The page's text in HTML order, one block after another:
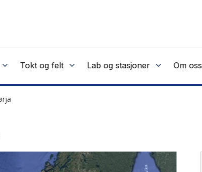
Tokt og felt Lab og stasjoner Om oss